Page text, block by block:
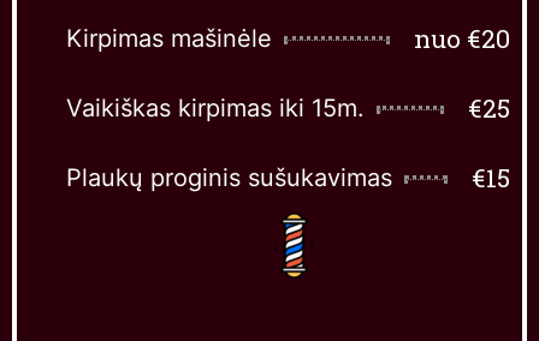
Kirpimas mašinėle nuo €20
Vaikiškas kirpimas iki 15m. €25
Plaukų proginis sušukavimas €15